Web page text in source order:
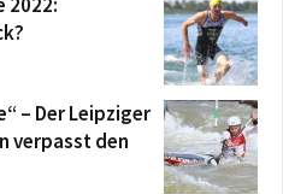
– Der Leipziger
verpasst den